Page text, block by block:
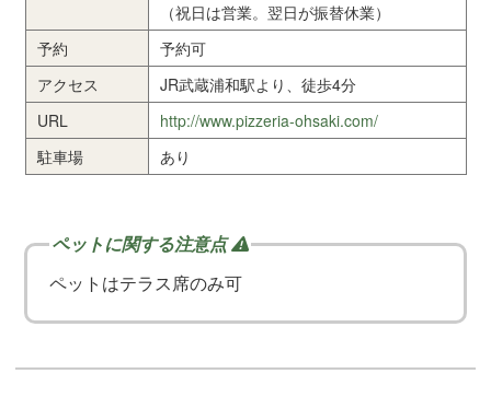
（祝日は営業。翌日が振替休業）
予約
予約可
アクセス
JR武蔵浦和駅より、徒歩4分
URL
http://www.pizzeria-ohsaki.com/
駐車場
あり
ペットはテラス席のみ可